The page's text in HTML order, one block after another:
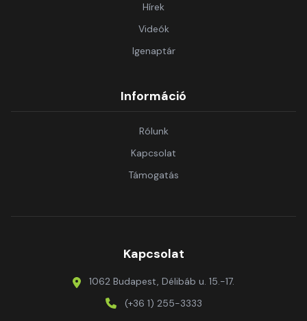
Hírek
Videók
Igenaptár
Információ
Rólunk
Kapcsolat
Támogatás
Kapcsolat
1062 Budapest, Délibáb u. 15.-17.
(+36 1) 255-3333